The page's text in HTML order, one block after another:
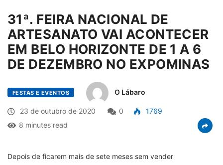
31ª. FEIRA NACIONAL DE
ARTESANATO VAI ACONTECER
EM BELO HORIZONTE DE 1 A 6
DE DEZEMBRO NO EXPOMINAS
FESTAS E EVENTOS O Lábaro
23 de outubro de 2020 0
1769
8 minutes read
Depois de ficarem mais de sete meses sem vender